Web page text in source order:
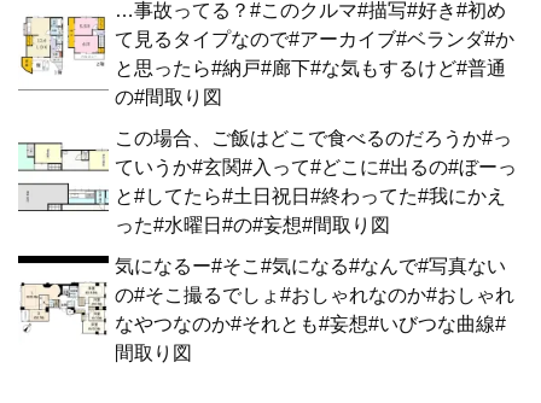
…事故ってる？#このクルマ#描写#好き#初め
て見るタイプなので#アーカイブ#ベランダ#か
と思ったら#納戸#廊下#な気もするけど#普通
の#間取り図
この場合、ご飯はどこで食べるのだろうか#っ
ていうか#玄関#入って#どこに#出るの#ぼーっ
と#してたら#土日祝日#終わってた#我にかえ
った#水曜日#の#妄想#間取り図
気になるー#そこ#気になる#なんで#写真ない
の#そこ撮るでしょ#おしゃれなのか#おしゃれ
なやつなのか#それとも#妄想#いびつな曲線#
間取り図